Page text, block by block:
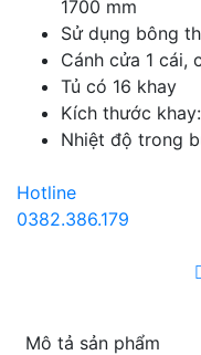
1700 mm
Sử dụng bông
Cánh cửa 1 cái,
Tủ có 16 khay
Kích thước
Nhiệt độ trong
Hotline
0382.386.179
Mô tả sản phẩm